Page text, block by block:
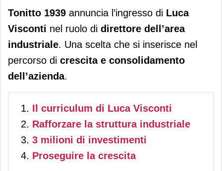
Tonitto 1939: Luca Visconti è il nuovo
direttore dell’area industriale
Tonitto 1939 annuncia l’ingresso di Luca
Visconti nel ruolo di direttore dell’area
industriale. Una scelta che si inserisce nel
percorso di crescita e consolidamento
dell’azienda.
Il curriculum di Luca Visconti
Rafforzare la struttura industriale
3 milioni di investimenti
Proseguire la crescita